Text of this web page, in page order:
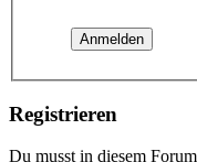
Registrieren
Du musst in diesem